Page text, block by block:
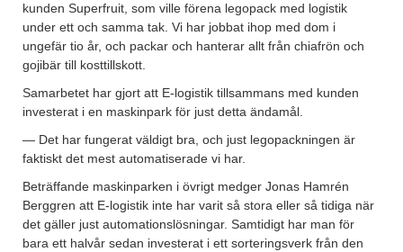
kunden Superfruit, som ville förena legopack med logistik
under ett och samma tak. Vi har jobbat ihop med dom i
ungefär tio år, och packar och hanterar allt från chiafrön och
gojibär till kosttillskott.
Samarbetet har gjort att E-logistik tillsammans med kunden
investerat i en maskinpark för just detta ändamål.
— Det har fungerat väldigt bra, och just legopackningen är
faktiskt det mest automatiserade vi har.
Beträffande maskinparken i övrigt medger Jonas Hamrén
Berggren att E-logistik inte har varit så stora eller så tidiga när
det gäller just automationslösningar. Samtidigt har man för
bara ett halvår sedan investerat i ett sorteringsverk från den